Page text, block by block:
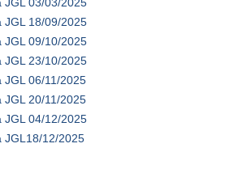
JGL 18/09/2025
JGL 09/10/2025
JGL 23/10/2025
JGL 06/11/2025
JGL 20/11/2025
JGL 04/12/2025
JGL18/12/2025